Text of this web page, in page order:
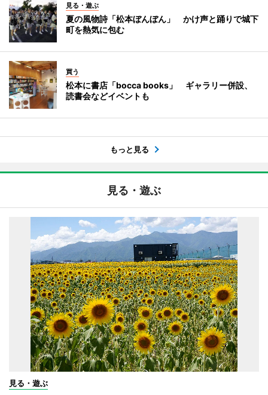
見る・遊ぶ
夏の風物詩「松本ぼんぼん」 かけ声と踊りで城下
町を熱気に包む
買う
松本に書店「bocca books」 ギャラリー併設、
読書会などイベントも
もっと見る
見る・遊ぶ
見る・遊ぶ